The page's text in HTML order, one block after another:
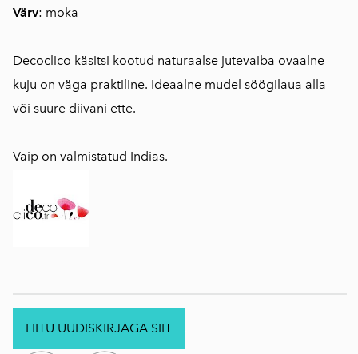
Värv: moka
Decoclico käsitsi kootud naturaalse jutevaiba ovaalne
kuju on väga praktiline. Ideaalne mudel söögilaua alla
või suure diivani ette.
Vaip on valmistatud Indias.
LIITU UUDISKIRJAGA SIIT